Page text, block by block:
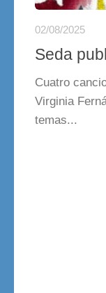
02/08/2025
Seda
Cuatro
Virginia
temas...